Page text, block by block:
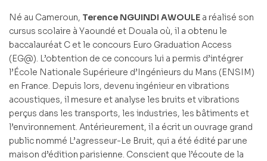
Né au Cameroun, Terence NGUINDI AWOULE a réalisé son
cursus scolaire à Yaoundé et Douala où, il a obtenu le
baccalauréat C et le concours Euro Graduation Access
(EG@). L’obtention de ce concours lui a permis d’intégrer
l’École Nationale Supérieure d’Ingénieurs du Mans (ENSIM)
en France. Depuis lors, devenu ingénieur en vibrations
acoustiques, il mesure et analyse les bruits et vibrations
perçus dans les transports, les industries, les bâtiments et
l’environnement. Antérieurement, il a écrit un ouvrage grand
public nommé L’agresseur-Le Bruit, qui a été édité par une
maison d’édition parisienne. Conscient que l’écoute de la